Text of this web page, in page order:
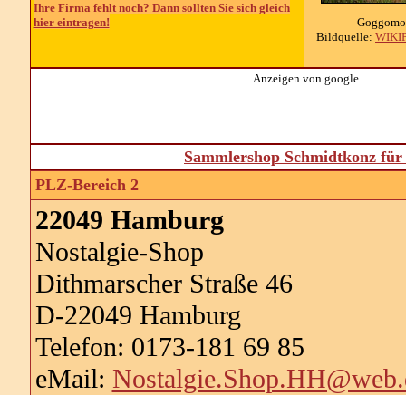
Ihre Firma fehlt noch? Dann sollten Sie sich gleich
hier eintragen!
Bildquelle:
Anzeigen von google
Sammlershop Schmidtkonz
PLZ-Bereich 2
22049 Hamburg
Nostalgie-Shop
Dithmarscher Straße 46
D-22049 Hamburg
Telefon: 0173-181 69 85
eMail: